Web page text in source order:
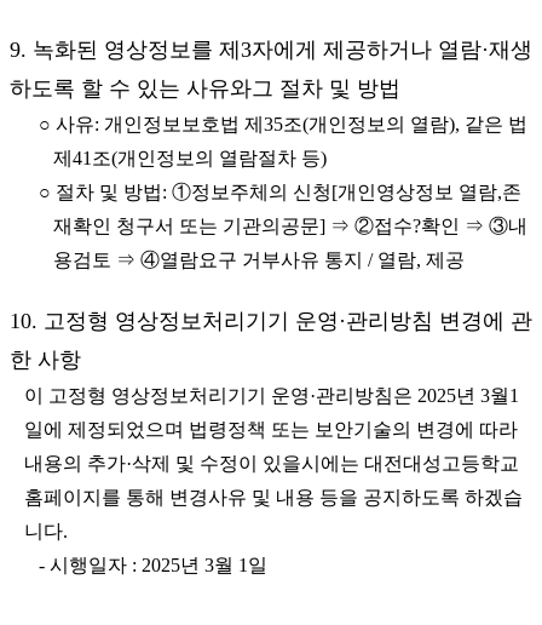
9. 녹화된 영상정보를 제3자에게 제공하거나 열람·재생
하도록 할 수 있는 사유와그 절차 및 방법
○ 사유: 개인정보보호법 제35조(개인정보의 열람), 같은 법
제41조(개인정보의 열람절차 등)
○ 절차 및 방법: ①정보주체의 신청[개인영상정보 열람,존
재확인 청구서 또는 기관의공문] ⇒ ②접수?확인 ⇒ ③내
용검토 ⇒ ④열람요구 거부사유 통지 / 열람, 제공
10. 고정형 영상정보처리기기 운영·관리방침 변경에 관
한 사항
이 고정형 영상정보처리기기 운영·관리방침은 2025년 3월1
일에 제정되었으며 법령정책 또는 보안기술의 변경에 따라
내용의 추가·삭제 및 수정이 있을시에는 대전대성고등학교
홈페이지를 통해 변경사유 및 내용 등을 공지하도록 하겠습
니다.
- 시행일자 : 2025년 3월 1일